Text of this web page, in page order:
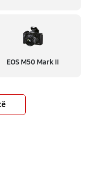
EOS M50 Mark II